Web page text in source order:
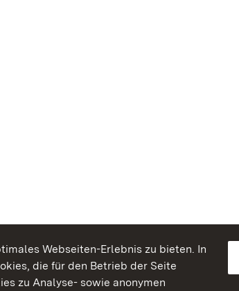
Webseiten-Erlebnis zu bieten. In
die für den Betrieb der Seite
zu Analyse- sowie anonymen